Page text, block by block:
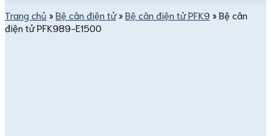
Trang chủ »Bệ cân điện tử»Bệ cân điện tử PFK9 »Bệ cân
điện tử PFK989-E1500